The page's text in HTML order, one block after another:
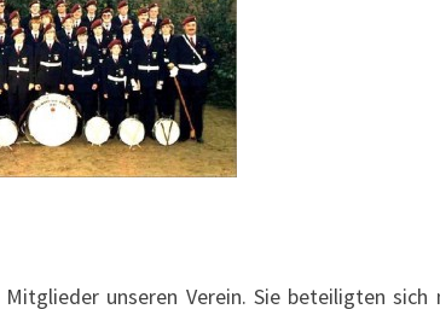
unseren Verein. Sie beteiligten sich